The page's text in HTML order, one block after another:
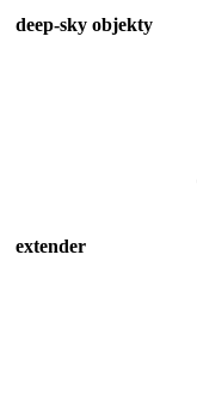
deep-sky objekty
extender